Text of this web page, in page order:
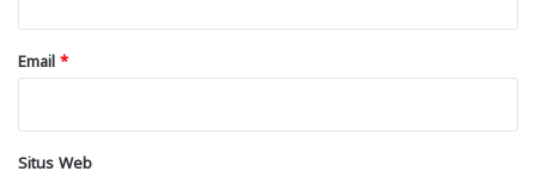
Email *
Situs Web